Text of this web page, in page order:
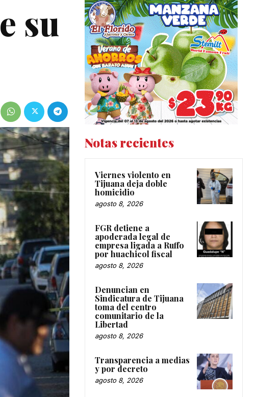
su
Notas recientes
Viernes violento en
Tijuana deja doble
homicidio
agosto 8, 2026
FGR detiene a
apoderada legal de
empresa ligada a Ruffo
por huachicol fiscal
agosto 8, 2026
Denuncian en
Sindicatura de Tijuana
toma del centro
comunitario de la
Libertad
agosto 8, 2026
Transparencia a medias
y por decreto
agosto 8, 2026